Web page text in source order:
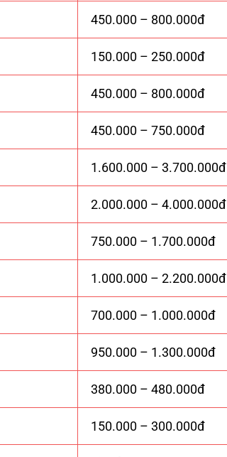
450.000 – 800.000đ
150.000 – 250.000đ
450.000 – 800.000đ
450.000 – 750.000đ
1.600.000 – 3.700.000đ
2.000.000 – 4.000.000đ
750.000 – 1.700.000đ
1.000.000 – 2.200.000đ
700.000 – 1.000.000đ
950.000 – 1.300.000đ
380.000 – 480.000đ
150.000 – 300.000đ